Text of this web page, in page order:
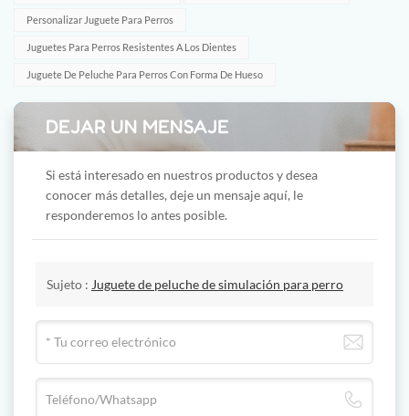
Personalizar Juguete Para Perros
Juguetes Para Perros Resistentes A Los Dientes
Juguete De Peluche Para Perros Con Forma De Hueso
DEJAR UN MENSAJE
Si está interesado en nuestros productos y desea
conocer más detalles, deje un mensaje aquí, le
responderemos lo antes posible.
Sujeto : Juguete de peluche de simulación para perro